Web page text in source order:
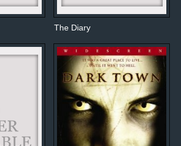
The Diary